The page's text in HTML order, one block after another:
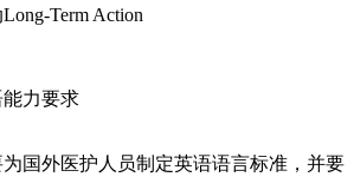
Term Action
力要求
国外医护人员制定英语语言标准，并要